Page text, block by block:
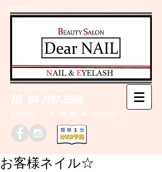
千葉県野田市のネイルサロン、まつげエクステはＤｅａｒＮAILへ
TEL 04-7197-5556
営業時間 10：00～20：00 (予約優先)
千葉県野田市野田790-1
​NAIL & EYELASH
お客様ネイル☆